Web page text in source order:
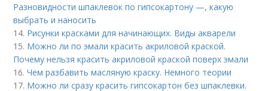
Разновидности шпаклевок по гипсокартону —, какую
выбрать и наносить
14. Рисунки красками для начинающих. Виды акварели
15. Можно ли по эмали красить акриловой краской.
Почему нельзя красить акриловой краской поверх эмали
16.Чем разбавить масляную краску. Немного теории
17. Можно ли сразу красить гипсокартон без шпаклевки.